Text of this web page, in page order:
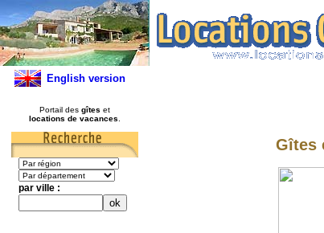
English version
Portail des gîtes et
locations de vacances
par ville :
Gîtes